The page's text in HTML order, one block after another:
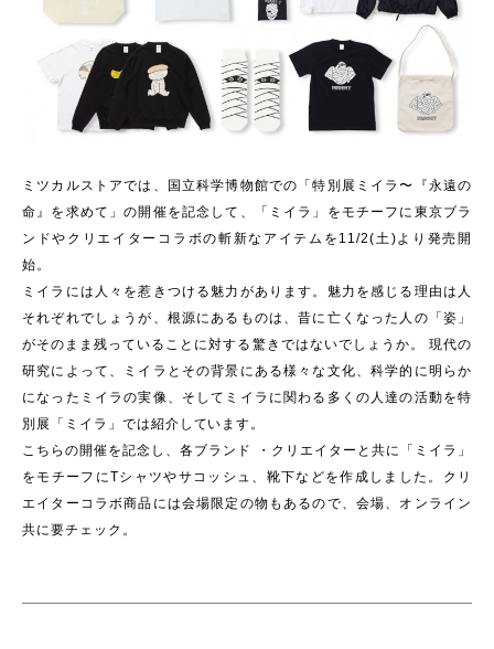
ミツカルストアでは、国立科学博物館での「特別展ミイラ〜『永遠の
命』を求めて」の開催を記念して、「ミイラ」をモチーフに東京ブラ
ンドやクリエイターコラボの斬新なアイテムを11/2(土)より発売開
始。
ミイラには人々を惹きつける魅力があります。魅力を感じる理由は人
それぞれでしょうが、根源にあるものは、昔に亡くなった人の「姿」
がそのまま残っていることに対する驚きではないでしょうか。 現代の
研究によって、ミイラとその背景にある様々な文化、科学的に明らか
になったミイラの実像、そしてミイラに関わる多くの人達の活動を特
別展「ミイラ」では紹介しています。
こちらの開催を記念し、各ブランド ・クリエイターと共に「ミイラ」
をモチーフにTシャツやサコッシュ、靴下などを作成しました。 クリ
エイターコラボ商品には会場限定の物もあるので、会場、オンライン
共に要チェック。